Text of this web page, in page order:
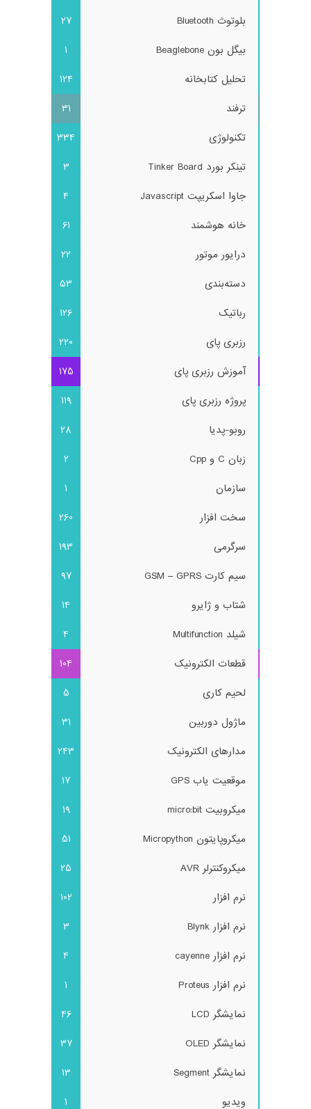
بلوتوث Bluetooth
27
بیگل بون Beaglebone
1
تحلیل کتابخانه
124
ترفند
31
تکنولوژی
334
تینکر بورد Tinker Board
3
جاوا اسکریپت Javascript
4
خانه هوشمند
61
درایور موتور
22
دسته‌بندی
53
رباتیک
126
رزبری پای
220
آموزش رزبری پای
175
پروژه رزبری پای
119
روبو-پدیا
28
زبان C و Cpp
2
سازمان
1
سخت افزار
260
سرگرمی
193
سیم کارت GSM – GPRS
97
شتاب و ژایرو
14
شیلد Multifunction
4
قطعات الکترونیک
104
لحیم کاری
5
ماژول دوربین
31
مدارهای الکترونیک
243
موقعیت یاب GPS
17
میکروبیت micro:bit
19
میکروپایتون Micropython
51
میکروکنترلر AVR
25
نرم افزار
102
نرم افزار Blynk
3
نرم افزار cayenne
4
نرم افزار Proteus
1
نمایشگر LCD
46
نمایشگر OLED
37
نمایشگر Segment
13
ویدیو
1